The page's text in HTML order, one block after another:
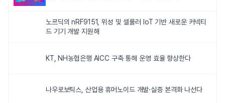
노르딕의 nRF9151, 위성 및 셀룰러 IoT 기반 새로운 커넥티
드 기기 개발 지원해
KT, NH농협은행 AICC 구축 통해 운영 효율 향상한다
나우로보틱스, 산업용 휴머노이드 개발·실증 본격화 나선다